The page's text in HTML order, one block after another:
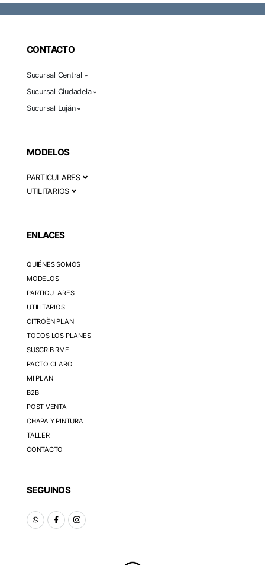
CONTACTO
Sucursal Central
Sucursal Ciudadela
Sucursal Luján
MODELOS
PARTICULARES
UTILITARIOS
ENLACES
QUIÉNES SOMOS
MODELOS
PARTICULARES
UTILITARIOS
CITROËN PLAN
TODOS LOS PLANES
SUSCRIBIRME
PACTO CLARO
MI PLAN
B2B
POST VENTA
CHAPA Y PINTURA
TALLER
CONTACTO
SEGUINOS